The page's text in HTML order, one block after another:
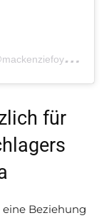
E
in Beitrag geteilt von Mackenzie Foy (@mackenziefoy)
am
für
Beziehung